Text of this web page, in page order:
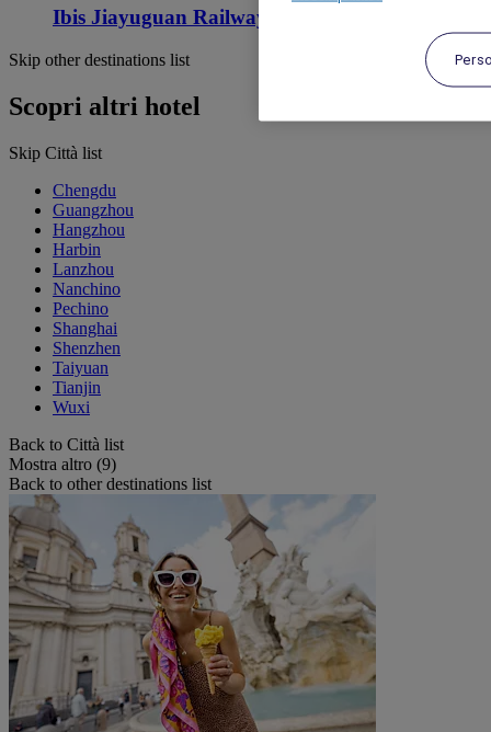
Ibis Jiayuguan Railway Station Hotel
Skip other destinations list
Scopri altri hotel
Skip Città list
Chengdu
Guangzhou
Hangzhou
Harbin
Lanzhou
Nanchino
Pechino
Shanghai
Shenzhen
Taiyuan
Tianjin
Wuxi
Back to Città list
Mostra altro (9)
Back to other destinations list